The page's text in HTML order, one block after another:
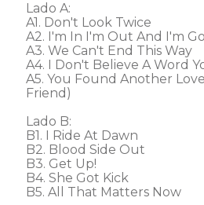
Lado A:
A1. Don't Look Twice
A2. I'm In I'm Out And I'm
A3. We Can't End This Way
A4. I Don't Believe A Word
A5. You Found Another
Friend)
Lado B:
B1. I Ride At Dawn
B2. Blood Side Out
B3. Get Up!
B4. She Got Kick
B5. All That Matters Now